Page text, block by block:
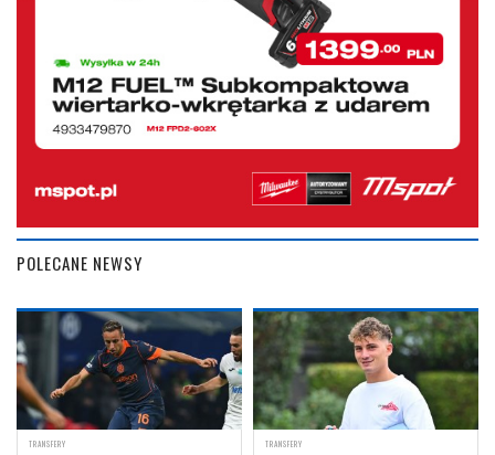
POLECANE NEWSY
TRANSFERY TRANSFERY